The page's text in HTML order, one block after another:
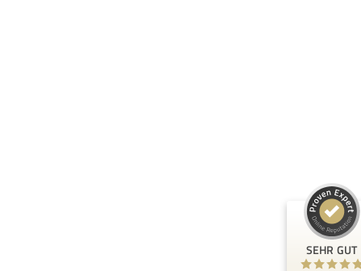
SEHR GUT
11
Bewertungen auf
ProvenExpert.com